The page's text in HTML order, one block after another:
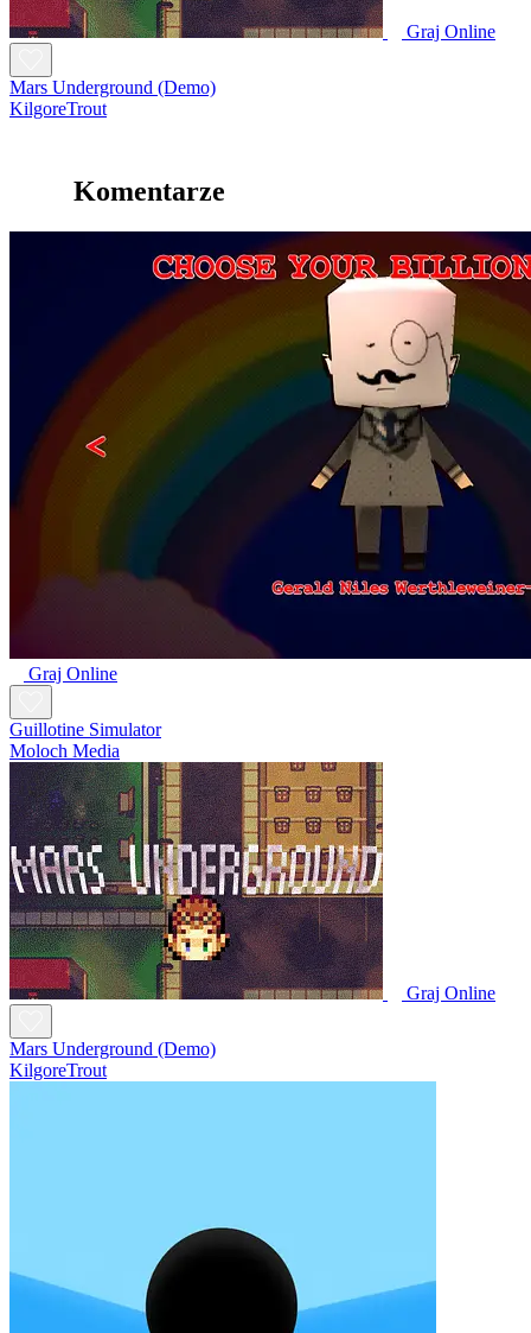
Graj Online
Mars Underground (Demo)
KilgoreTrout
Komentarze
Graj Online
Guillotine Simulator
Moloch Media
Graj Online
Mars Underground (Demo)
KilgoreTrout